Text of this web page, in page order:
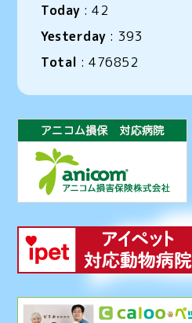
Today :42
Yesterday : 393
Total :476852